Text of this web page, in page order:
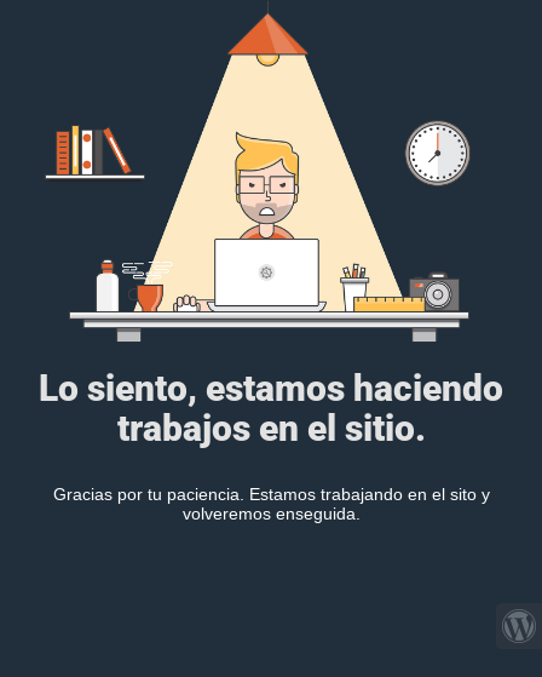
Lo siento, estamos haciendo
trabajos en el sitio.
Gracias por tu paciencia. Estamos trabajando en el sito y
volveremos enseguida.